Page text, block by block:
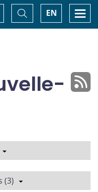
EN
Basculer
la
recherche
(3)